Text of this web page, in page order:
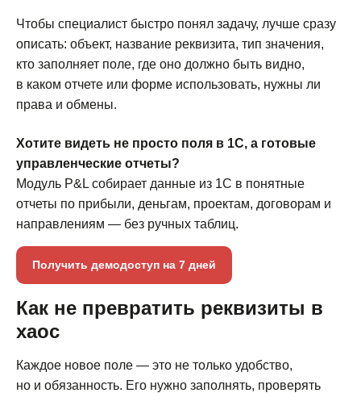
Чтобы специалист быстро понял задачу, лучше сразу
описать: объект, название реквизита, тип значения,
кто заполняет поле, где оно должно быть видно,
в каком отчете или форме использовать, нужны ли
права и обмены.
Хотите видеть не просто поля в 1С, а готовые
управленческие отчеты?
Модуль P&L собирает данные из 1С в понятные
отчеты по прибыли, деньгам, проектам, договорам и
направлениям — без ручных таблиц.
Получить демодоступ на 7 дней
Как не превратить реквизиты в
хаос
Каждое новое поле — это не только удобство,
но и обязанность. Его нужно заполнять, проверять